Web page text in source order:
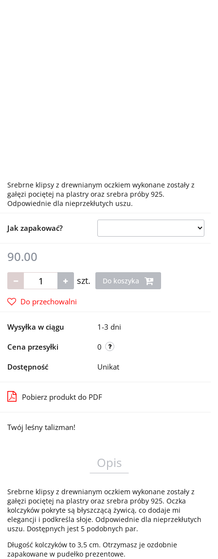
Srebrne klipsy z drewnianym oczkiem wykonane zostały z
gałęzi pociętej na plastry oraz srebra próby 925.
Odpowiednie dla nieprzekłutych uszu.
Jak zapakować?
90.00
szt. Do koszyka
Do przechowalni
Wysyłka w ciągu 1-3 dni
Cena przesyłki 0
Dostępność Unikat
Pobierz produkt do PDF
Twój leśny talizman!
Opis
Srebrne klipsy z drewnianym oczkiem wykonane zostały z
gałęzi pociętej na plastry oraz srebra próby 925. Oczka
kolczyków pokryte są błyszczącą żywicą, co dodaje mi
elegancji i podkreśla słoje. Odpowiednie dla nieprzekłutych
uszu. Dostępnych jest 5 podobnych par.
Długość kolczyków to 3,5 cm. Otrzymasz je ozdobnie
zapakowane w pudełko prezentowe.